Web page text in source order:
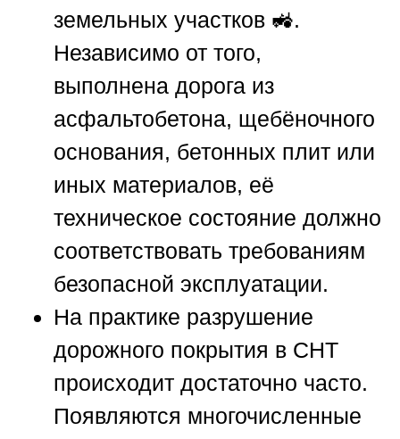
земельных участков 🚜.
Независимо от того,
выполнена дорога из
асфальтобетона, щебёночного
основания, бетонных плит или
иных материалов, её
техническое состояние должно
соответствовать требованиям
безопасной эксплуатации.
На практике разрушение
дорожного покрытия в СНТ
происходит достаточно часто.
Появляются многочисленные